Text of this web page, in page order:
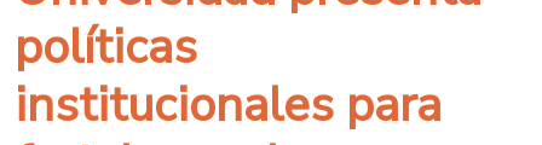
políticas
institucionales para